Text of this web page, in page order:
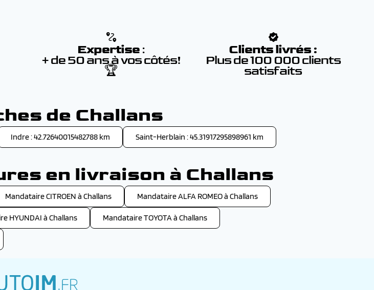
Expertise :
+ de 50 ans à vos côtés!
🏆
Clients livrés :
Plus de 100 000 clients
satisfaits
de Challans
Indre : 42.72640015482788 km Saint-Herblain : 45.31917295898961 km
en livraison à Challans
Mandataire CITROEN à Challans Mandataire ALFA ROMEO à Challans
HYUNDAI à Challans Mandataire TOYOTA à Challans